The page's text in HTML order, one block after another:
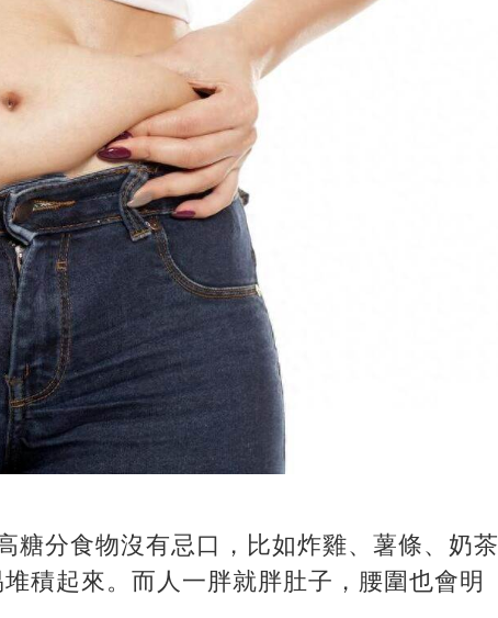
糖分食物沒有忌口，比如炸雞、薯條、奶茶
積起來。而人一胖就胖肚子，腰圍也會明